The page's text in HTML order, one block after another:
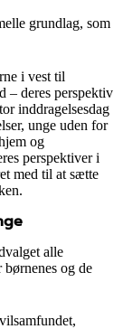
grundlag, som
i vest til
– deres perspektiv
inddragelsesdag
unge uden for
og
perspektiver i
med til at sætte
alle
og de